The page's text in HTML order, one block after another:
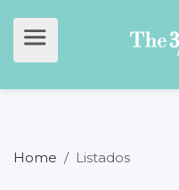
Home / Listados